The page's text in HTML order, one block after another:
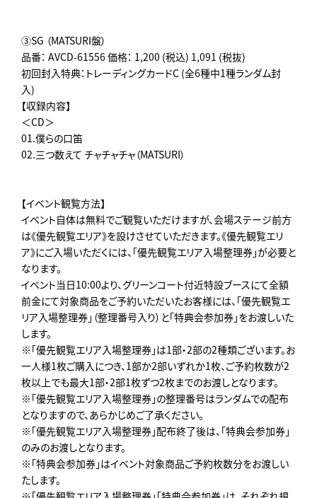
③SG （MATSURI盤）
品番： AVCD-61556 価格： 1,200 (税込) 1,091 (税抜)
初回封入特典：トレーディングカードC (全6種中1種ランダム封
入)
【収録内容】
＜CD＞
01.僕らの口笛
02.三つ数えて チャチャチャ（MATSURI）
【イベント観覧方法】
イベント自体は無料でご観覧いただけますが、会場ステージ前方
は《優先観覧エリア》を設けさせていただきます。《優先観覧エリ
ア》にご入場いただくには、「優先観覧エリア入場整理券」が必要と
なります。
イベント当日10:00より、グリーンコート付近特設ブースにて全額
前金にて対象商品をご予約いただいたお客様には、「優先観覧エ
リア入場整理券」（整理番号入り）と「特典会参加券」をお渡しいた
します。
※「優先観覧エリア入場整理券」は1部・2部の2種類ございます。お
一人様1枚ご購入につき、1部か2部いずれか1枚、ご予約枚数が2
枚以上でも最大1部・2部1枚ずつ2枚までのお渡しとなります。
※「優先観覧エリア入場整理券」の整理番号はランダムでの配布
となりますので、あらかじめご了承ください。
※「優先観覧エリア入場整理券」配布終了後は、「特典会参加券」
のみのお渡しとなります。
※「特典会参加券」はイベント対象商品ご予約枚数分をお渡しい
たします。